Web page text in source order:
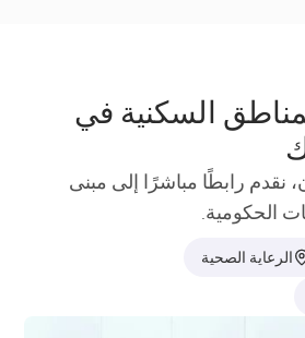
السكنية في
نقدم رابطًا مباشرًا إلى مبنى
الحكومية.
الرعاية الصحية